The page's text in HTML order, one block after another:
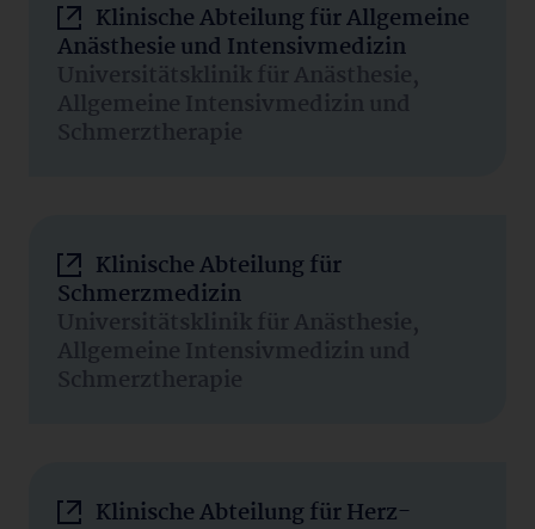
Klinische Abteilung für Allgemeine
Anästhesie und Intensivmedizin
Universitätsklinik für Anästhesie,
Allgemeine Intensivmedizin und
Schmerztherapie
Klinische Abteilung für
Schmerzmedizin
Universitätsklinik für Anästhesie,
Allgemeine Intensivmedizin und
Schmerztherapie
Klinische Abteilung für Herz-